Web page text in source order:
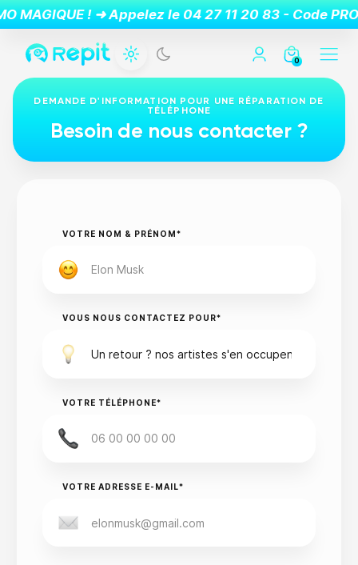
0
DEMANDE D'INFORMATION POUR UNE RÉPARATION DE
TÉLÉPHONE
Besoin de nous contacter ?
VOTRE NOM & PRÉNOM*
VOUS NOUS CONTACTEZ POUR*
VOTRE TÉLÉPHONE*
VOTRE ADRESSE E-MAIL*